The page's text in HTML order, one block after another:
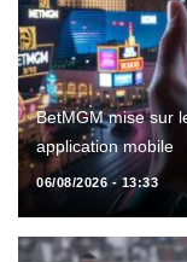
BetMGM mise sur
application mobile
06/08/2026 - 13:33